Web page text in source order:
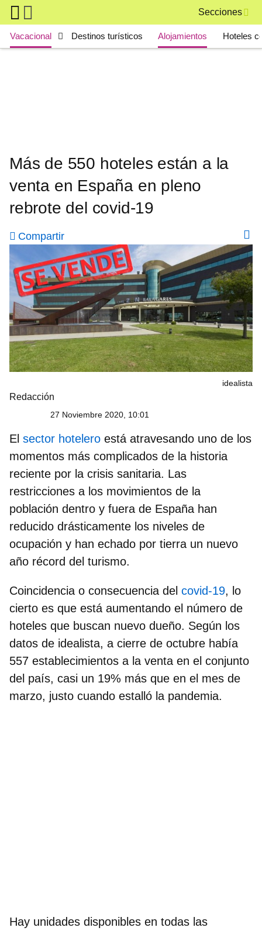
Skip to main content
Secciones
Main navigation
Vacacional Destinos turísticos Alojamientos Hoteles
Más de 550 hoteles están a la
venta en España en pleno
rebrote del covid-19
Compartir
idealista
Redacción
27 Noviembre 2020, 10:01
El sector hotelero está atravesando uno de los
momentos más complicados de la historia
reciente por la crisis sanitaria. Las
restricciones a los movimientos de la
población dentro y fuera de España han
reducido drásticamente los niveles de
ocupación y han echado por tierra un nuevo
año récord del turismo.
Coincidencia o consecuencia del covid-19, lo
cierto es que está aumentando el número de
hoteles que buscan nuevo dueño. Según los
datos de idealista, a cierre de octubre había
557 establecimientos a la venta en el conjunto
del país, casi un 19% más que en el mes de
marzo, justo cuando estalló la pandemia.
Hay unidades disponibles en todas las